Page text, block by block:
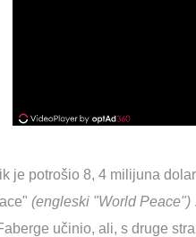
je potrošio 8, 4 milijuna
(engleski "World Peace")
učinio, ali, s druge